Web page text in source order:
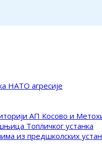
НАТО агресије
АП Косово и
Топличког устанка
из предшколских